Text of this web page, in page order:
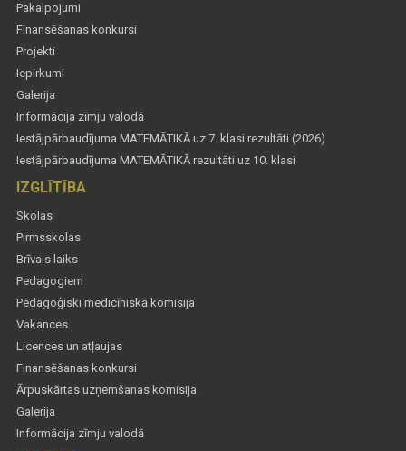
Pakalpojumi
Finansēšanas konkursi
Projekti
Iepirkumi
Galerija
Informācija zīmju valodā
Iestājpārbaudījuma MATEMĀTIKĀ uz 7. klasi rezultāti (2026)
Iestājpārbaudījuma MATEMĀTIKĀ rezultāti uz 10. klasi
IZGLĪTĪBA
Skolas
Pirmsskolas
Brīvais laiks
Pedagogiem
Pedagoģiski medicīniskā komisija
Vakances
Licences un atļaujas
Finansēšanas konkursi
Ārpuskārtas uzņemšanas komisija
Galerija
Informācija zīmju valodā